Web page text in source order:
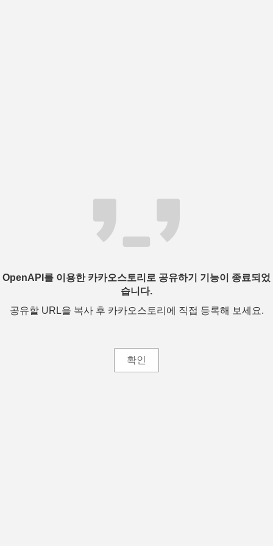
OpenAPI를 이용한 카카오스토리로 공유하기 기능이 종료되었
습니다.
공유할 URL을 복사 후 카카오스토리에 직접 등록해 보세요.
확인